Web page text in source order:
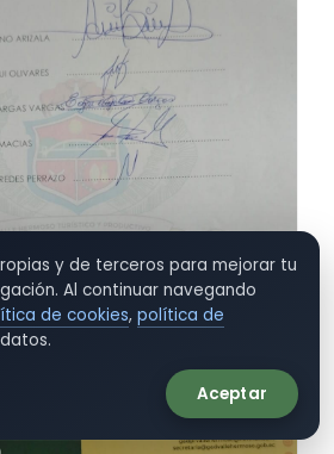
y de terceros para mejorar tu
Al continuar navegando
de cookies, política de
Aceptar